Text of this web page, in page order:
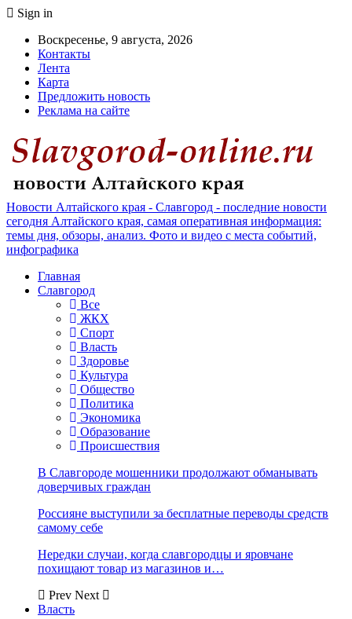
Sign in
Воскресенье, 9 августа, 2026
Контакты
Лента
Карта
Предложить новость
Реклама на сайте
Новости Алтайского края - Славгород - последние новости
сегодня Алтайского края, самая оперативная информация:
темы дня, обзоры, анализ. Фото и видео с места событий,
инфографика
Главная
Славгород
Все
ЖКХ
Спорт
Власть
Здоровье
Культура
Общество
Политика
Экономика
Образование
Происшествия
В Славгороде мошенники продолжают обманывать
доверчивых граждан
Россияне выступили за бесплатные переводы средств
самому себе
Нередки случаи, когда славгородцы и яровчане
похищают товар из магазинов и…
Prev Next
Власть